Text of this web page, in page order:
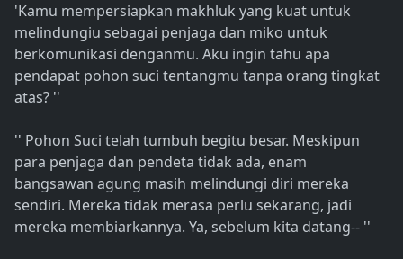
'Kamu mempersiapkan makhluk yang kuat untuk
melindungiu sebagai penjaga dan miko untuk
berkomunikasi denganmu. Aku ingin tahu apa
pendapat pohon suci tentangmu tanpa orang tingkat
atas? ''
'' Pohon Suci telah tumbuh begitu besar. Meskipun
para penjaga dan pendeta tidak ada, enam
bangsawan agung masih melindungi diri mereka
sendiri. Mereka tidak merasa perlu sekarang, jadi
mereka membiarkannya. Ya, sebelum kita datang-- ''